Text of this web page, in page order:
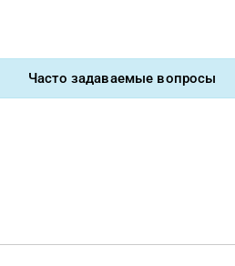
Часто задаваемые вопросы